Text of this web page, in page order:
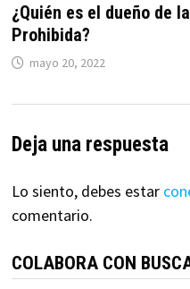
¿Quién es el dueño de
Prohibida?
mayo 20, 2022
Deja una respuesta
Lo siento, debes estar
comentario.
COLABORA CON